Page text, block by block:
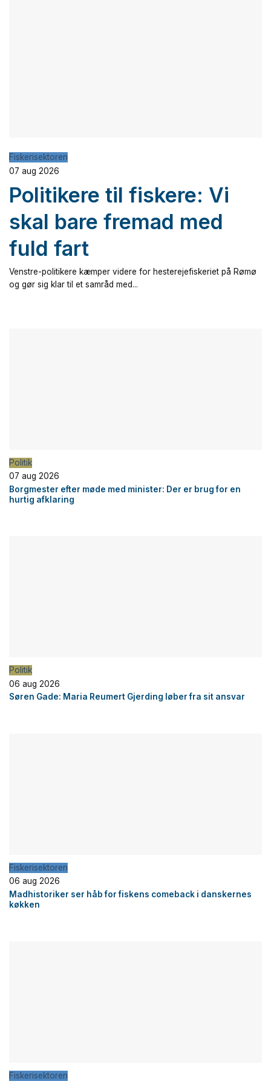
Fiskerisektoren
07 aug 2026
Politikere til fiskere: Vi
skal bare fremad med
fuld fart
Venstre-politikere kæmper videre for hesterejefiskeriet på Rømø
og gør sig klar til et samråd med...
Politik
07 aug 2026
Borgmester efter møde med minister: Der er brug for en
hurtig afklaring
Politik
06 aug 2026
Søren Gade: Maria Reumert Gjerding løber fra sit ansvar
Fiskerisektoren
06 aug 2026
Madhistoriker ser håb for fiskens comeback i danskernes
køkken
Fiskerisektoren